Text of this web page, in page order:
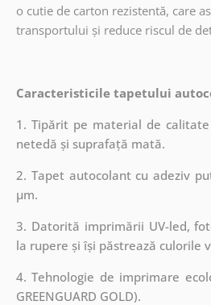
o cutie de carton rezistentă, care
transportului și reduce riscul de
Caracteristicile tapetului
1. Tipărit pe material de
netedă și suprafață mată.
2. Tapet autocolant cu adeziv
µm.
3. Datorită imprimării UV-led,
la rupere și își păstrează culorile
4. Tehnologie de imprimare
GREENGUARD GOLD).